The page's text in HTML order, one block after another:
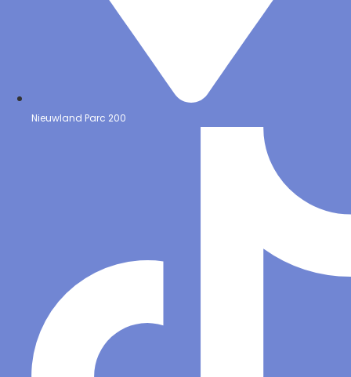
Nieuwland Parc 200